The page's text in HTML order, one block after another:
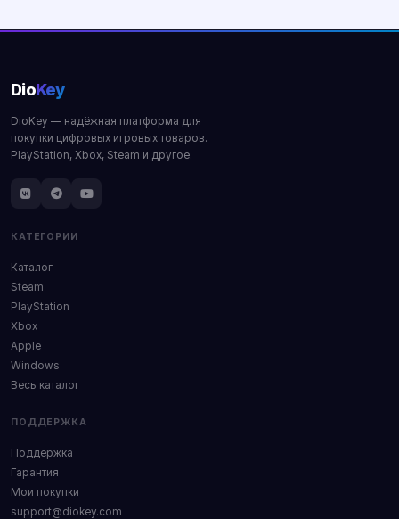
DioKey
DioKey — надёжная платформа для
покупки цифровых игровых товаров.
PlayStation, Xbox, Steam и другое.
КАТЕГОРИИ
Каталог
Steam
PlayStation
Xbox
Apple
Windows
Весь каталог
ПОДДЕРЖКА
Поддержка
Гарантия
Мои покупки
support@diokey.com